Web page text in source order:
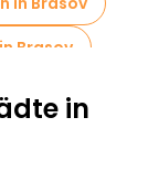
Brasov
in